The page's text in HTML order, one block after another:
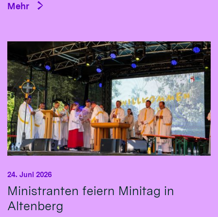
Mehr
Ministranten feiern Minitag in
Altenberg
24. Juni 2026